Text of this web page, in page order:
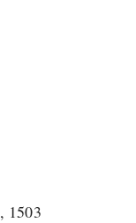
, 1503